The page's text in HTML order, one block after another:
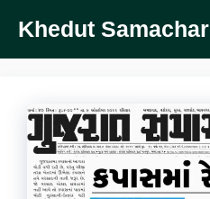
content
Khedut Samachar